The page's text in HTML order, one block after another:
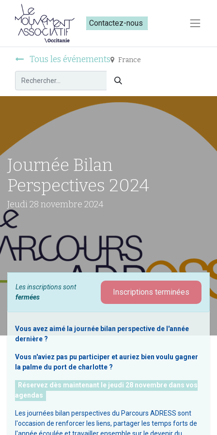
Contactez-nous​​
Tous les événements France
Journée Bilan
Perspectives 2024
Jeudi 28 novembre 2024
Les inscriptions sont
fermées
Inscriptions terminées
Vous avez aimé la journée bilan perspective de l'année
dernière ?
Vous n'aviez pas pu participer et auriez bien voulu gagner
la palme du port de charlotte ?
Réservez dès maintenant le jeudi 28 novembre dans vos
agendas
Les journées bilan perspectives du Parcours ADRESS sont
l'occasion de renforcer les liens, partager les temps forts de
l'année écoulée et travailler ensemble sur le devenir du